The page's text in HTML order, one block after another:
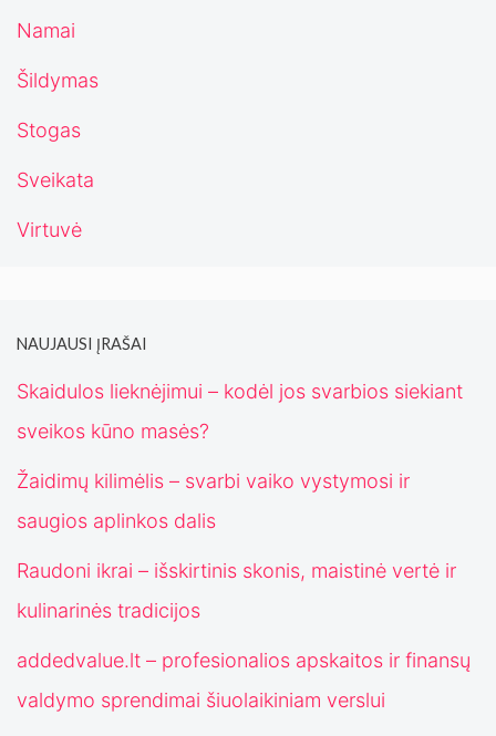
Namai
Šildymas
Stogas
Sveikata
Virtuvė
NAUJAUSI ĮRAŠAI
Skaidulos lieknėjimui – kodėl jos svarbios siekiant
sveikos kūno masės?
Žaidimų kilimėlis – svarbi vaiko vystymosi ir
saugios aplinkos dalis
Raudoni ikrai – išskirtinis skonis, maistinė vertė ir
kulinarinės tradicijos
addedvalue.lt – profesionalios apskaitos ir finansų
valdymo sprendimai šiuolaikiniam verslui